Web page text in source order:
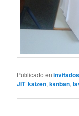
Publicado en invitados
JIT,kaizen,kanban,